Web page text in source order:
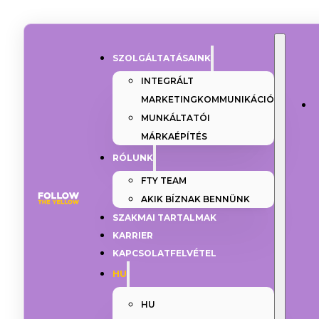
SZOLGÁLTATÁSAINK
INTEGRÁLT
MARKETINGKOMMUNIKÁCIÓ
MUNKÁLTATÓI
MÁRKAÉPÍTÉS
RÓLUNK
FTY TEAM
AKIK BÍZNAK BENNÜNK
SZAKMAI TARTALMAK
KARRIER
KAPCSOLATFELVÉTEL
HU
HU